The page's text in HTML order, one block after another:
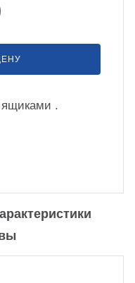
ящиками .